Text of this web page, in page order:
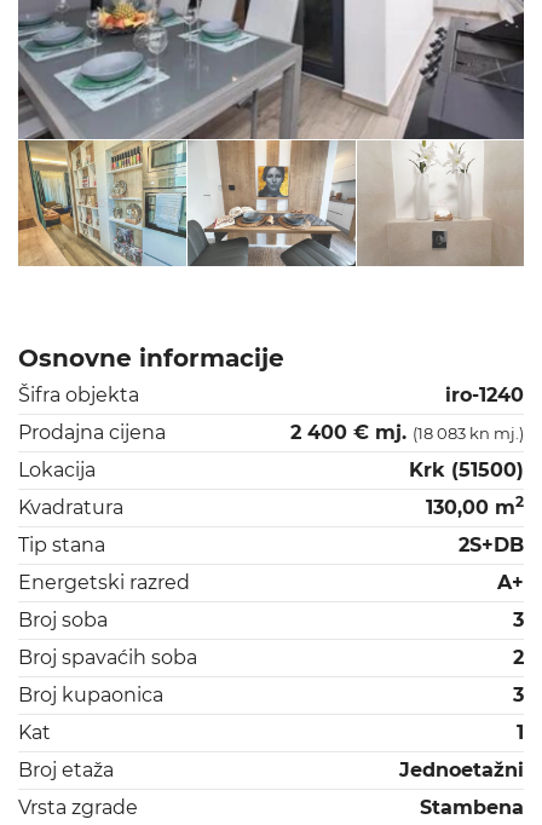
Osnovne informacije
Šifra objekta
iro-1240
Prodajna cijena
2 400 € mj. (18 083 kn mj.)
Lokacija
Krk (51500)
Kvadratura
130,00 m2
Tip stana
2S+DB
Energetski razred
A+
Broj soba
3
Broj spavaćih soba
2
Broj kupaonica
3
Kat
1
Broj etaža
Jednoetažni
Vrsta zgrade
Stambena